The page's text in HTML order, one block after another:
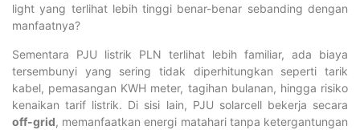
light yang terlihat lebih tinggi benar-benar sebanding dengan
manfaatnya?
Sementara PJU listrik PLN terlihat lebih familiar, ada biaya
tersembunyi yang sering tidak diperhitungkan seperti tarik
kabel, pemasangan KWH meter, tagihan bulanan, hingga risiko
kenaikan tarif listrik. Di sisi lain, PJU solarcell bekerja secara
off-grid, memanfaatkan energi matahari tanpa ketergantungan